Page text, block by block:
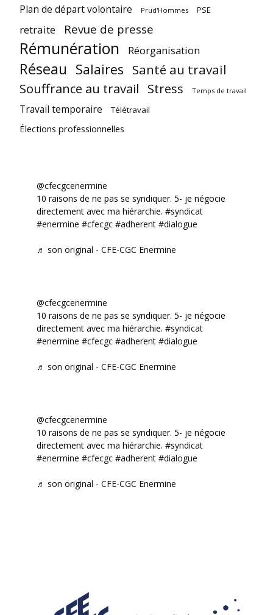
Plan de départ volontaire Prud'Hommes PSE
retraite Revue de presse
Rémunération Réorganisation
Réseau Salaires Santé au travail
Souffrance au travail Stress Temps de travail
Travail temporaire Télétravail
Élections professionnelles
@cfecgcenermine
10 raisons de ne pas se syndiquer. 5- je négocie
directement avec ma hiérarchie. #syndicat
#enermine #cfecgc #adherent #dialogue
♬ son original - CFE-CGC Enermine
@cfecgcenermine
10 raisons de ne pas se syndiquer. 5- je négocie
directement avec ma hiérarchie. #syndicat
#enermine #cfecgc #adherent #dialogue
♬ son original - CFE-CGC Enermine
@cfecgcenermine
10 raisons de ne pas se syndiquer. 5- je négocie
directement avec ma hiérarchie. #syndicat
#enermine #cfecgc #adherent #dialogue
♬ son original - CFE-CGC Enermine